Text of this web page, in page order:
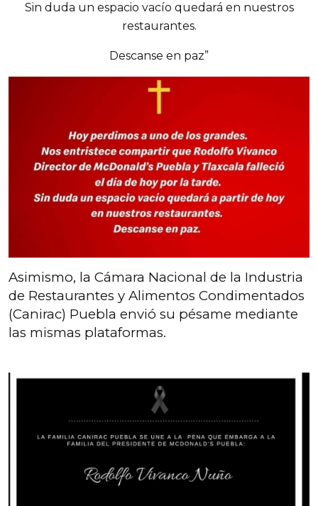
Sin duda un espacio vacío quedará en nuestros
restaurantes.
Descanse en paz”
Asimismo, la Cámara Nacional de la Industria
de Restaurantes y Alimentos Condimentados
(Canirac) Puebla envió su pésame mediante
las mismas plataformas.